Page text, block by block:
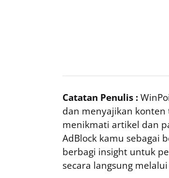
Catatan Penulis :
dan menyajikan
menikmati artikel dan
AdBlock kamu sebagai
berbagi insight untuk
secara langsung